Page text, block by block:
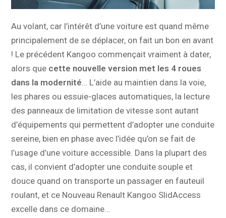
Au volant, car l’intérêt d’une voiture est quand même
principalement de se déplacer, on fait un bon en avant
! Le précédent Kangoo commençait vraiment à dater,
alors que cette nouvelle version met les 4 roues
dans la modernité… L’aide au maintien dans la voie,
les phares ou essuie-glaces automatiques, la lecture
des panneaux de limitation de vitesse sont autant
d’équipements qui permettent d’adopter une conduite
sereine, bien en phase avec l’idée qu’on se fait de
l’usage d’une voiture accessible. Dans la plupart des
cas, il convient d’adopter une conduite souple et
douce quand on transporte un passager en fauteuil
roulant, et ce Nouveau Renault Kangoo SlidAccess
excelle dans ce domaine…